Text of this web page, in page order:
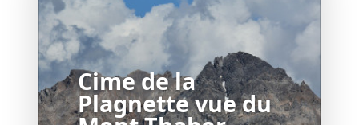
Cime de la
Plagnette vue du